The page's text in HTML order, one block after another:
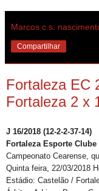
Marcos c.s.
Compartilhar
Fortaleza EC
Fortaleza 2 x
J 16/2018 (12-2-2-37-14)
Fortaleza Esporte
Campeonato Cearense,
Quinta feira, 22/03/2018
Estádio: Castelão /